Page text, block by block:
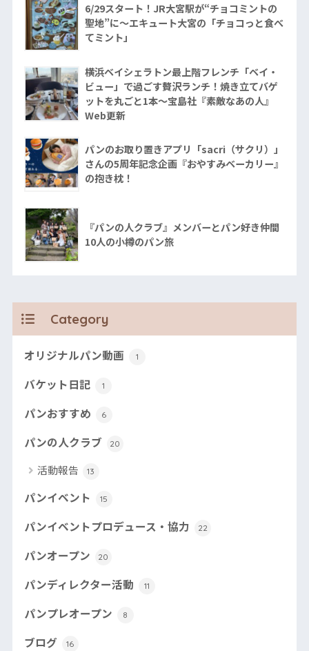
6/29スタート！JR大宮駅が“チョコミントの
聖地”に〜エキュート大宮の「チョコっと食べ
てミント」
横浜ベイシェラトン最上階フレンチ「ベイ・
ビュー」で過ごす贅沢ランチ！焼き立てバゲ
ットを丸ごと1本〜宝島社『素敵なあの人』
Web更新
パンのお取り置きアプリ「sacri（サクリ）」
さんの5周年記念企画『おやすみベーカリー』
の抱き枕！
『パンの人クラブ』メンバーとパン好き仲間
10人の小樽のパン旅
Category
オリジナルパン動画 1
バケット日記 1
パンおすすめ 6
パンの人クラブ 20
活動報告 13
パンイベント 15
パンイベントプロデュース・協力 22
パンオープン 20
パンディレクター活動 11
パンプレオープン 8
ブログ 16